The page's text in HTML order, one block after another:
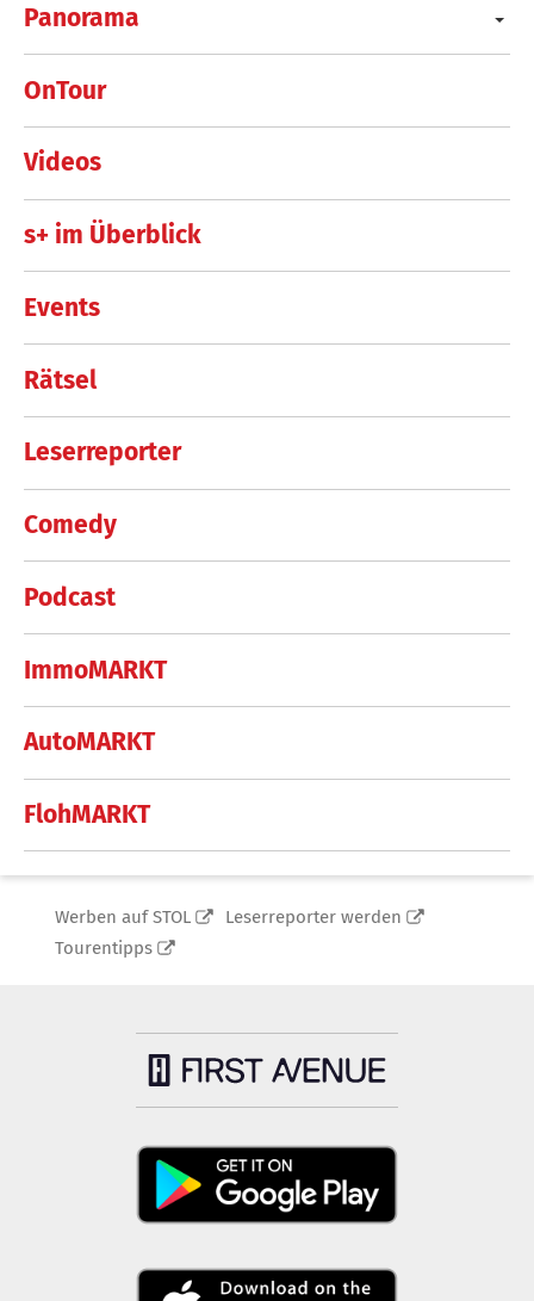
Panorama
OnTour
Videos
s+ im Überblick
Events
Rätsel
Leserreporter
Comedy
Podcast
ImmoMARKT
AutoMARKT
FlohMARKT
Werben auf STOL
Leserreporter werden
Tourentipps